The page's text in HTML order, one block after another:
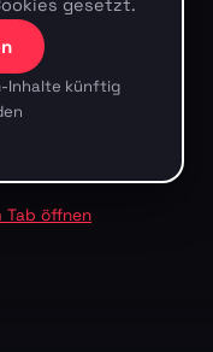
gesetzt.
Inhalte künftig
Tab öffnen